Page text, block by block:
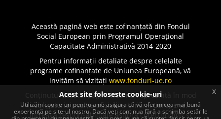
Această pagină web este cofinanțată din Fondul
Social European prin Programul Operațional
Capacitate Administrativă 2014-2020
Pentru informații detaliate despre celelalte
programe cofinanțate de Uniunea Europeană, vă
invităm să vizitați www.fonduri-ue.ro
Conținutul acestei pagini web nu reprezintă în mod
obligatoriu poziția oficială a Uniunii Europene.
Întreaga responsabilitate asupra corectitudinii și
Acest site foloseste cookie-uri
Utilizăm cookie-uri pentru a ne asigura că vă oferim cea mai bună
experiență pe site-ul nostru. Dacă veți continua fără a schimba setările
x